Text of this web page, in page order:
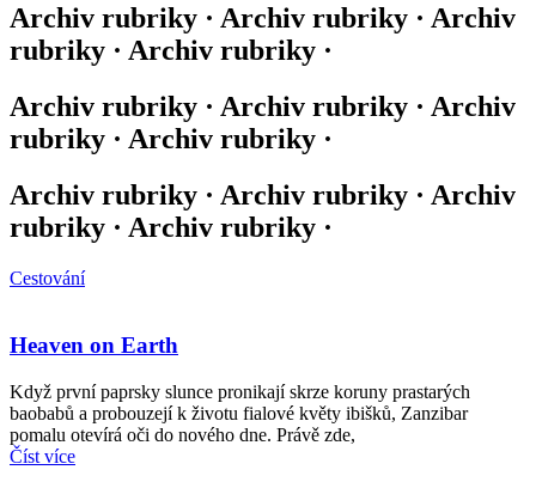
Archiv rubriky · Archiv rubriky · Archiv
rubriky · Archiv rubriky ·
Archiv rubriky · Archiv rubriky · Archiv
rubriky · Archiv rubriky ·
Archiv rubriky · Archiv rubriky · Archiv
rubriky · Archiv rubriky ·
Cestování
Heaven on Earth
Když první paprsky slunce pronikají skrze koruny prastarých
baobabů a probouzejí k životu fialové květy ibišků, Zanzibar
pomalu otevírá oči do nového dne. Právě zde,
Číst více